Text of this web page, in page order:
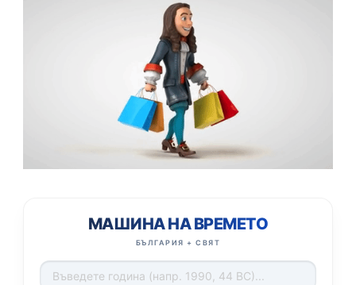
МАШИНА НА ВРЕМЕТО
БЪЛГАРИЯ + СВЯТ